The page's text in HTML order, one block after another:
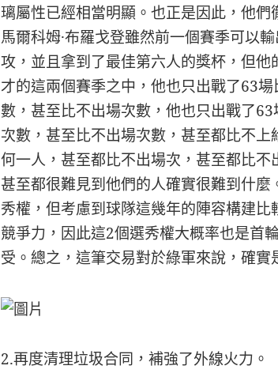
璃屬性已經相當明顯。也正是因此，他
馬爾科姆·布羅戈登雖然前一個賽季可以
攻，並且拿到了最佳第六人的獎杯，但
才的這兩個賽季之中，他也只出戰了63
數，甚至比不出場次數，他也只出戰了
次數，甚至比不出場次數，甚至都比不
何一人，甚至都比不出場次，甚至都比不
甚至都很難見到他們的人確實很難到什
秀權，但考慮到球隊這幾年的陣容構建
競爭力，因此這2個選秀權大概率也是首
受。總之，這筆交易對於綠軍來說，確實
2.再度清理垃圾合同，補強了外線火力。